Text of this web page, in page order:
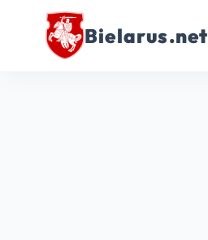
Bielarus.net